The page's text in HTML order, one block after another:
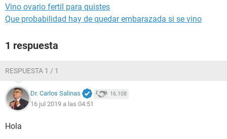
Vino ovario fertil para quistes
Que probabilidad hay de quedar embarazada si se vino
1 respuesta
RESPUESTA 1 / 1
Dr. Carlos Salinas 16.108
16 jul 2019 a las 04:51
Hola